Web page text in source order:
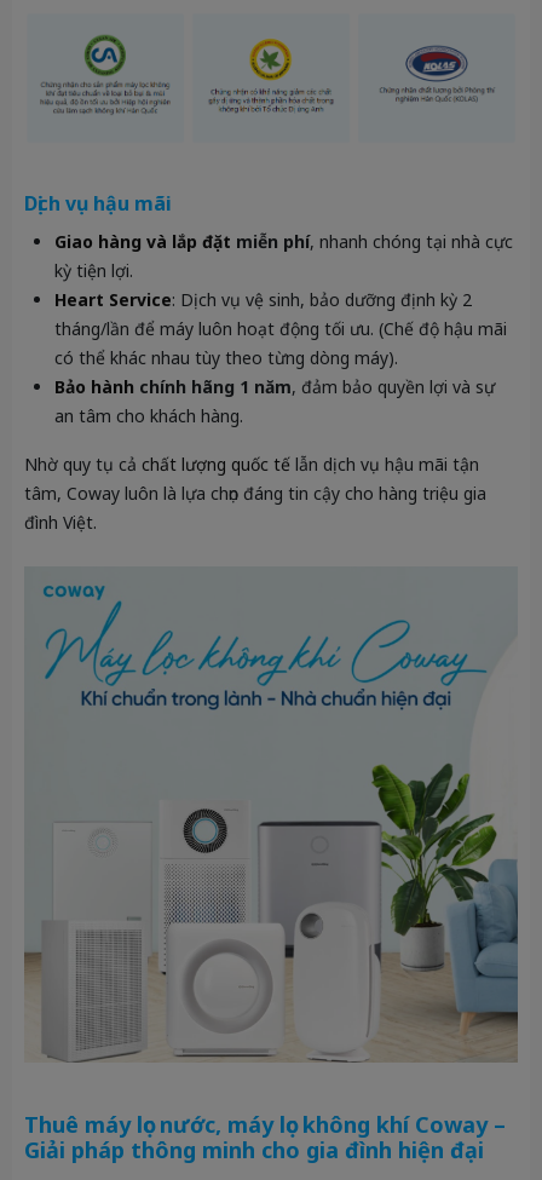
Dịch vụ hậu mãi
Giao hàng và lắp đặt miễn phí, nhanh chóng tại nhà cực
kỳ tiện lợi.
Heart Service: Dịch vụ vệ sinh, bảo dưỡng định kỳ 2
tháng/lần để máy luôn hoạt động tối ưu. (Chế độ hậu mãi
có thể khác nhau tùy theo từng dòng máy).
Bảo hành chính hãng 1 năm, đảm bảo quyền lợi và sự
an tâm cho khách hàng.
Nhờ quy tụ cả chất lượng quốc tế lẫn dịch vụ hậu mãi tận
tâm, Coway luôn là lựa chọn đáng tin cậy cho hàng triệu gia
đình Việt.
Thuê máy lọc nước, máy lọc không khí Coway –
Giải pháp thông minh cho gia đình hiện đại